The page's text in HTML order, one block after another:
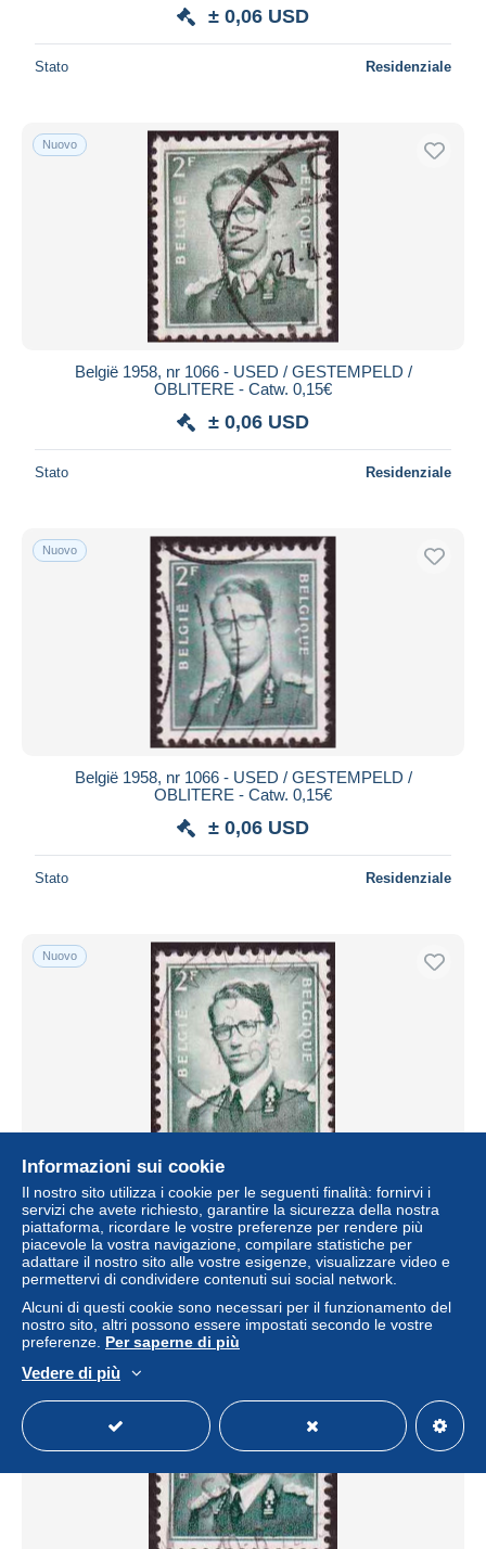
± 0,06 USD
Stato Residenziale
Nuovo
België 1958, nr 1066 - USED / GESTEMPELD /
OBLITERE - Catw. 0,15€
± 0,06 USD
Stato Residenziale
Nuovo
België 1958, nr 1066 - USED / GESTEMPELD /
OBLITERE - Catw. 0,15€
± 0,06 USD
Stato Residenziale
Nuovo
België 1958, nr 1066 - USED / GESTEMPELD /
OBLITERE - Catw. 0,15€
± 0,06 USD
Stato Residenziale
Informazioni sui cookie
Il nostro sito utilizza i cookie per le seguenti finalità: fornirvi i
servizi che avete richiesto, garantire la sicurezza della nostra
piattaforma, ricordare le vostre preferenze per rendere più
piacevole la vostra navigazione, compilare statistiche per
adattare il nostro sito alle vostre esigenze, visualizzare video e
permettervi di condividere contenuti sui social network.
Alcuni di questi cookie sono necessari per il funzionamento del
nostro sito, altri possono essere impostati secondo le vostre
preferenze. Per saperne di più
Vedere di più